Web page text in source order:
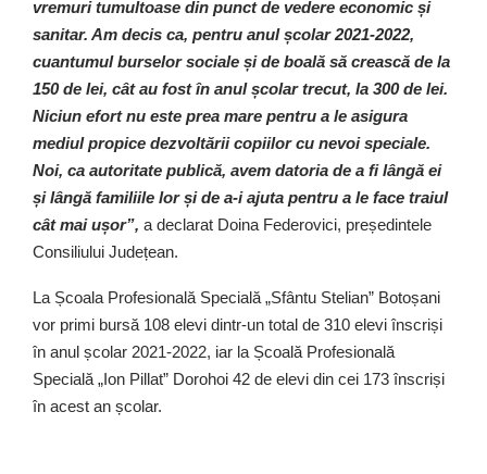
vremuri tumultoase din punct de vedere economic și
sanitar. Am decis ca, pentru anul școlar 2021-2022,
cuantumul burselor sociale și de boală să crească de la
150 de lei, cât au fost în anul școlar trecut, la 300 de lei.
Niciun efort nu este prea mare pentru a le asigura
mediul propice dezvoltării copiilor cu nevoi speciale.
Noi, ca autoritate publică, avem datoria de a fi lângă ei
și lângă familiile lor și de a-i ajuta pentru a le face traiul
cât mai ușor”, a declarat Doina Federovici, președintele
Consiliului Județean.
La Școala Profesională Specială „Sfântu Stelian” Botoșani
vor primi bursă 108 elevi dintr-un total de 310 elevi înscriși
în anul școlar 2021-2022, iar la Școală Profesională
Specială „Ion Pillat” Dorohoi 42 de elevi din cei 173 înscriși
în acest an școlar.